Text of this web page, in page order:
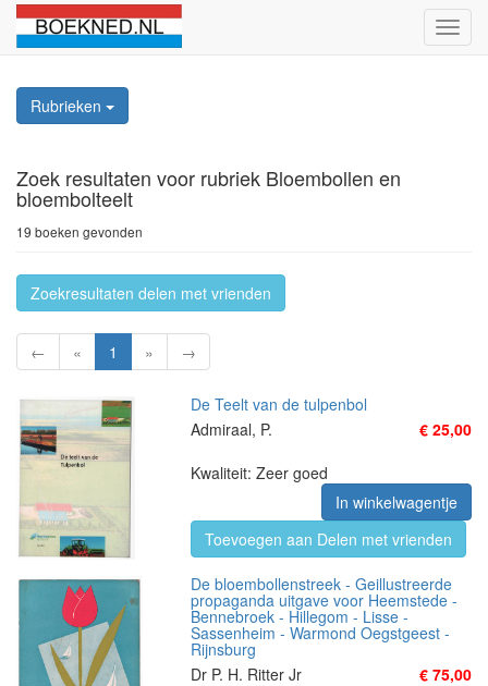
Rubrieken
Zoek resultaten voor rubriek Bloembollen en
bloembolteelt
19 boeken gevonden
Zoekresultaten delen met vrienden
← « 1 » →
De Teelt van de tulpenbol
Admiraal, P.
€ 25,00
Kwaliteit: Zeer goed
In winkelwagentje
Toevoegen aan Delen met vrienden
De bloembollenstreek - Geillustreerde
propaganda uitgave voor Heemstede -
Bennebroek - Hillegom - Lisse -
Sassenheim - Warmond Oegstgeest -
Rijnsburg
Dr P. H. Ritter Jr
€ 75,00